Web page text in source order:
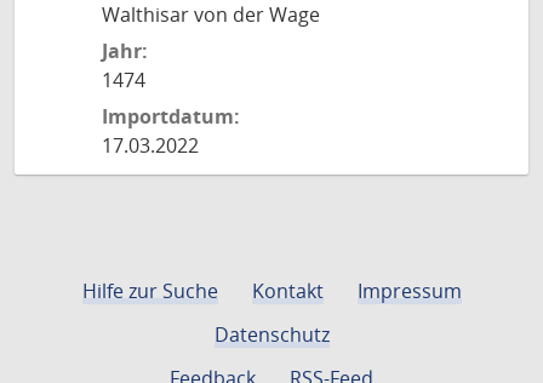
Walthisar von der Wage
Jahr:
1474
Importdatum:
17.03.2022
Hilfe zur Suche Kontakt
Impressum
Datenschutz